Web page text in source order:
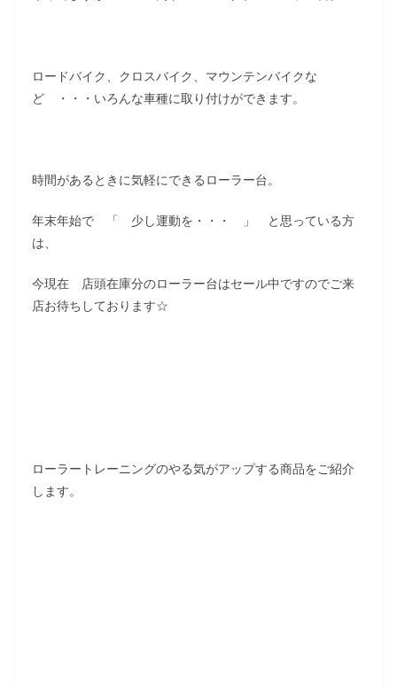
ロードバイク、クロスバイク、マウンテンバイクな
ど ・・・いろんな車種に取り付けができます。
時間があるときに気軽にできるローラー台。
年末年始で 「 少し運動を・・・ 」 と思っている方
は、
今現在 店頭在庫分のローラー台はセール中ですのでご来
店お待ちしております☆
ローラートレーニングのやる気がアップする商品をご紹介
します。